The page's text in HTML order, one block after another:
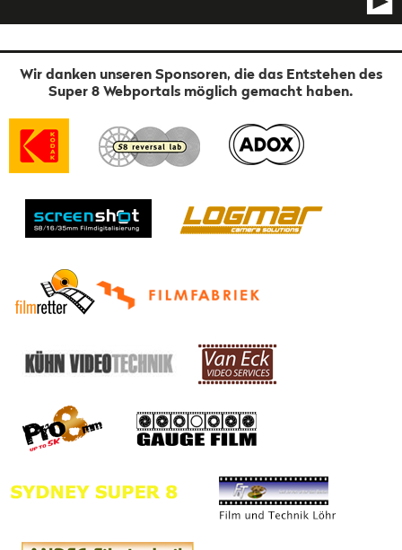
Wir danken unseren Sponsoren, die das Entstehen des
Super 8 Webportals möglich gemacht haben.